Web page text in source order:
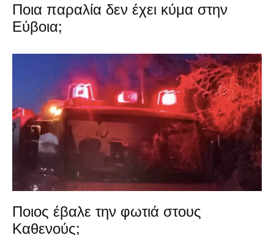
Ποια παραλία δεν έχει κύμα στην
Εύβοια;
Ποιος έβαλε την φωτιά στους
Καθενούς;